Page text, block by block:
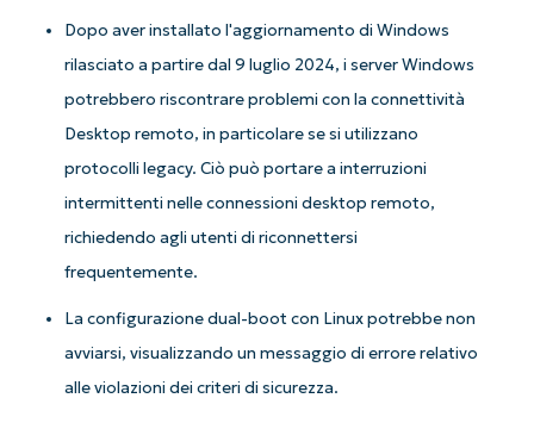
Dopo aver installato l'aggiornamento di Windows
rilasciato a partire dal 9 luglio 2024, i server Windows
potrebbero riscontrare problemi con la connettività
Desktop remoto, in particolare se si utilizzano
protocolli legacy. Ciò può portare a interruzioni
intermittenti nelle connessioni desktop remoto,
richiedendo agli utenti di riconnettersi
frequentemente.
La configurazione dual-boot con Linux potrebbe non
avviarsi, visualizzando un messaggio di errore relativo
alle violazioni dei criteri di sicurezza.